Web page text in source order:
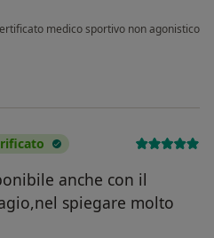
medico sportivo non agonistico
anche con il
spiegare molto